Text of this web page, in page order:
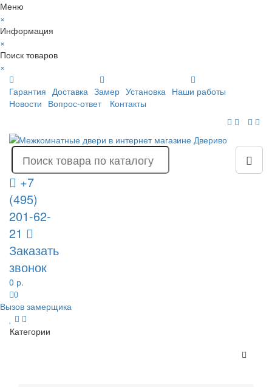
Меню
×
Информация
×
Поиск товаров
×
Гарантия Доставка Замер Установка Наши работы
Новости Вопрос-ответ Контакты
+7
(495)
201-62-
21
Заказать
звонок
0 р.
0
Вызов замерщика
Категории